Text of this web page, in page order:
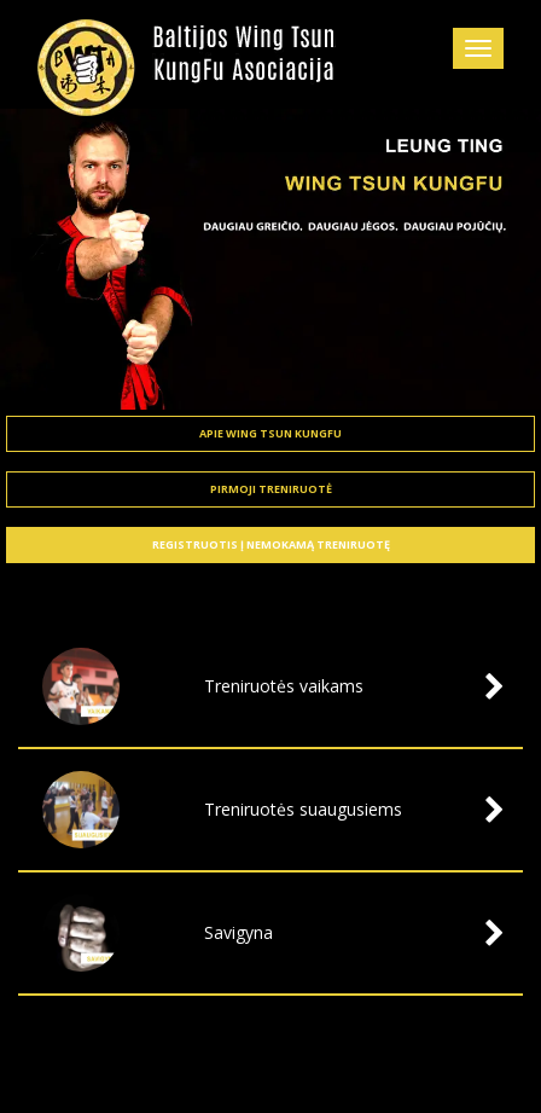
APIE WING TSUN KUNGFU
PIRMOJI TRENIRUOTĖ
REGISTRUOTIS Į NEMOKAMĄ TRENIRUOTĘ
Treniruotės vaikams
Treniruotės suaugusiems
Savigyna